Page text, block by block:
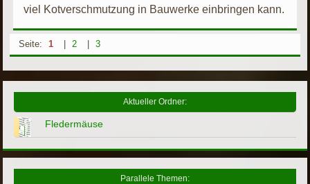
viel Kotverschmutzung in Bauwerke einbringen kann.
Seite: 1 2 3
Aktueller Ordner:
Fledermäuse
Parallele Themen: